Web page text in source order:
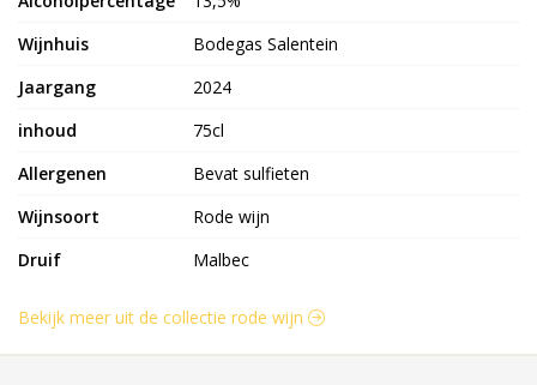
Wijnhuis
Bodegas Salentein
Jaargang
2024
inhoud
75cl
Allergenen
Bevat sulfieten
Wijnsoort
Rode wijn
Druif
Malbec
Bekijk meer uit de collectie rode wijn